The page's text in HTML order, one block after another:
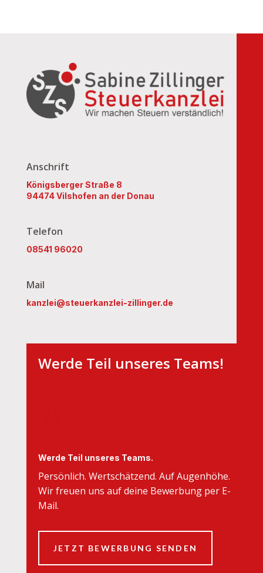
Anschrift
Königsberger Straße 8
94474 Vilshofen an der Donau
Telefon
08541 96020
Mail
kanzlei@steuerkanzlei-zillinger.de
Werde Teil unseres Teams!
Werde Teil unseres Teams.
Persönlich. Wertschätzend. Auf Augenhöhe.
Wir freuen uns auf deine Bewerbung per E-
Mail.
JETZT BEWERBUNG SENDEN